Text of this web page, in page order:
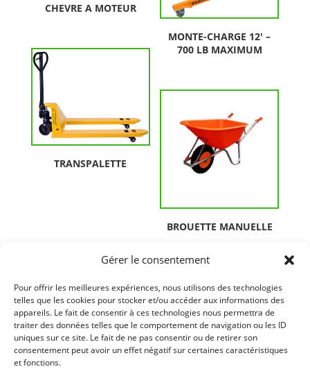
Gérer le consentement
Pour offrir les meilleures expériences, nous utilisons des technologies
telles que les cookies pour stocker et/ou accéder aux informations des
appareils. Le fait de consentir à ces technologies nous permettra de
traiter des données telles que le comportement de navigation ou les ID
uniques sur ce site. Le fait de ne pas consentir ou de retirer son
consentement peut avoir un effet négatif sur certaines caractéristiques
et fonctions.
CHEVRE A MOTEUR
MONTE-CHARGE 12′ –
700 LB MAXIMUM
TRANSPALETTE
BROUETTE MANUELLE